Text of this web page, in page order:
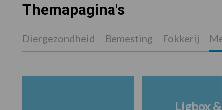
Themapagina's
Diergezondheid Bemesting Fokkerij
Ligbox &